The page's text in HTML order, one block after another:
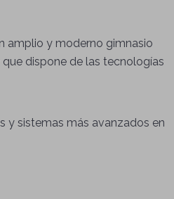
amplio y moderno gimnasio
dispone de las tecnologías
y sistemas más avanzados en